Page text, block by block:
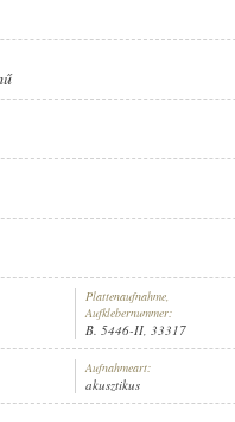
ORCHESTER DOBBRI
Plattenaufnahme,
Aufklebernummer:
B. 5446-II, 33317
Aufnahmeart:
akusztikus